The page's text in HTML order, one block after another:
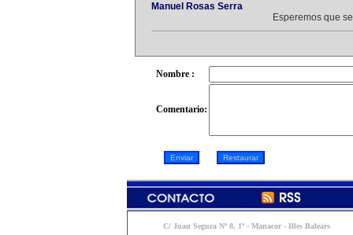
Manuel Rosas Serra
Esperemos que
Nombre :
Comentario:
C/ Juan Segura Nº 8, 1º - Manacor - Illes Balears